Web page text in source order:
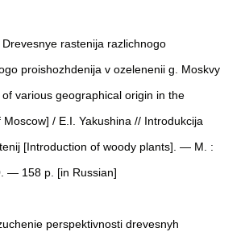
rastenija razlichnogo
proishozhdenija v ozelenenii g. Moskvy
various geographical origin in the
Moscow] / E.I. Yakushina // Introdukcija
[Introduction of woody plants]. — M. :
— 158 p. [in Russian]
perspektivnosti drevesnyh